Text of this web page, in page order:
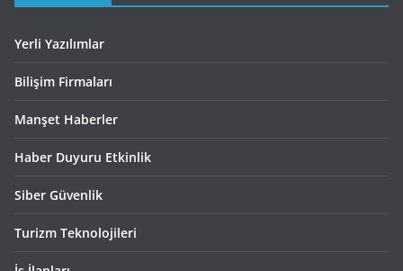
Yerli Yazılımlar
Bilişim Firmaları
Manşet Haberler
Haber Duyuru Etkinlik
Siber Güvenlik
Turizm Teknolojileri